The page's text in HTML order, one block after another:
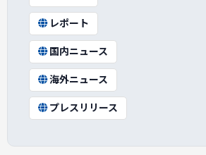
レポート
国内ニュース
海外ニュース
プレスリリース